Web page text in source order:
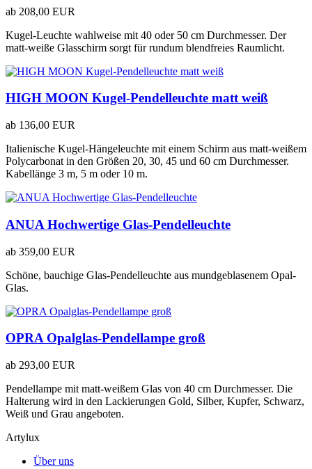
ab 208,00 EUR
Kugel-Leuchte wahlweise mit 40 oder 50 cm Durchmesser. Der
matt-weiße Glasschirm sorgt für rundum blendfreies Raumlicht.
HIGH MOON Kugel-Pendelleuchte matt weiß
ab 136,00 EUR
Italienische Kugel-Hängeleuchte mit einem Schirm aus matt-weißem
Polycarbonat in den Größen 20, 30, 45 und 60 cm Durchmesser.
Kabellänge 3 m, 5 m oder 10 m.
ANUA Hochwertige Glas-Pendelleuchte
ab 359,00 EUR
Schöne, bauchige Glas-Pendelleuchte aus mundgeblasenem Opal-
Glas.
OPRA Opalglas-Pendellampe groß
ab 293,00 EUR
Pendellampe mit matt-weißem Glas von 40 cm Durchmesser. Die
Halterung wird in den Lackierungen Gold, Silber, Kupfer, Schwarz,
Weiß und Grau angeboten.
Artylux
Über uns